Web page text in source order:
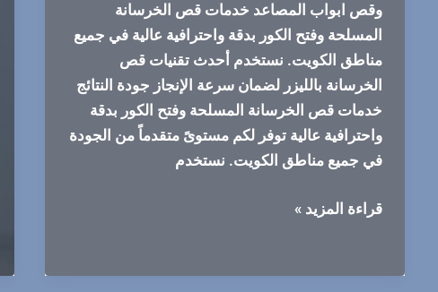
وقص ابواب المصاعد خدمات قص الخرسانة
المسلحة وفتح الكور بدقة واحترافية عالية في جميع
مناطق الكويت. نستخدم أحدث تقنيات قص
الخرسانة بالليزر لضمان سرعة الإنجاز جودة النتائج
خدمات قص الخرسانة المسلحة وفتح الكور بدقة
واحترافية عالية توفر لكم مستوىً متقدماً من الجودة
في جميع مناطق الكويت. نستخدم
لقص
قراءة المزيد »